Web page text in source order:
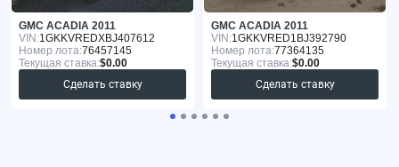
GMC ACADIA 2011
VIN:1GKKVREDXBJ407612
Номер лота:76457145
Текущая ставка:$0.00
Сделать ставку
GMC ACADIA 2011
VIN:1GKKVRED1BJ392790
Номер лота:77364135
Текущая ставка:$0.00
Сделать ставку